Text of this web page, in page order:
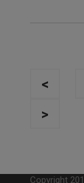
<
>
Copyright